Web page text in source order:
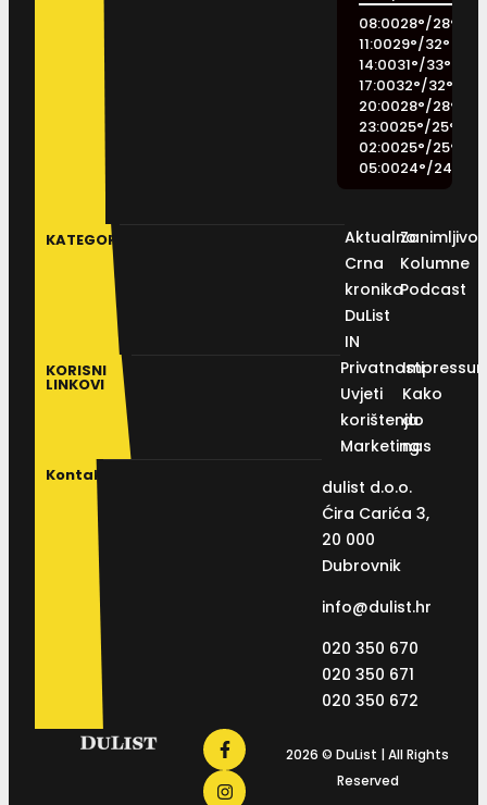
08:0028°/28°
11:0029°/32°
14:0031°/33°
17:0032°/32°
20:0028°/28°
23:0025°/25°
02:0025°/25°
05:0024°/24
KATEGORIJE
Aktualno
Crna
kronika
DuList
IN
Kolumne
Podcast
KORISNI
LINKOVI
Privatnosti
Uvjeti
korištenja
Marketing
Kako
do
nas
Kontakt
dulist d.o.o.
Ćira Carića 3,
20 000
Dubrovnik
info@dulist.hr
020 350 670
020 350 671
020 350 672
2026 © DuList | All Rights
Reserved